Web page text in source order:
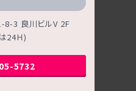
8-3 良川ビルV 2F
24Ｈ)
5732